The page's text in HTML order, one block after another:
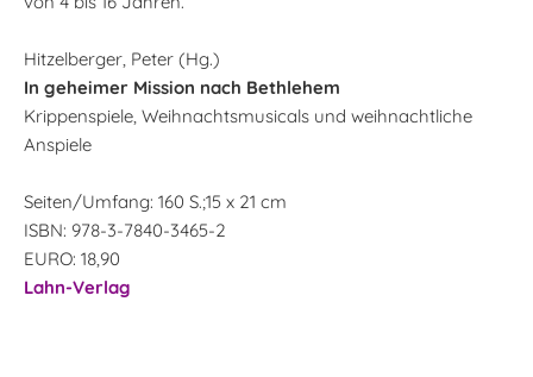
Hitzelberger, Peter (Hg.)
In geheimer Mission nach Bethlehem
Krippenspiele, Weihnachtsmusicals und weihnachtliche
Anspiele
Seiten/Umfang: 160 S.;15 x 21 cm
ISBN: 978-3-7840-3465-2
EURO: 18,90
Lahn-Verlag